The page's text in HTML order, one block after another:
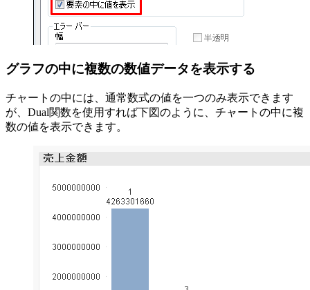
グラフの中に複数の数値データを表示する
チャートの中には、通常数式の値を一つのみ表示できます
が、Dual関数を使用すれば下図のように、チャートの中に複
数の値を表示できます。